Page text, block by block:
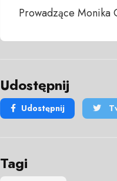
Prowadzące Monika
Udostępnij
Udostępnij
Tagi